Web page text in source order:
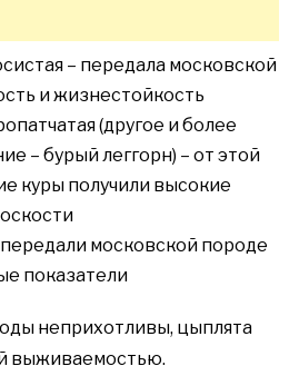
– передала московской
и жизнестойкость
(другое и более
– бурый леггорн) – от этой
куры получили высокие
московской породе
показатели
неприхотливы, цыплята
выживаемостью.